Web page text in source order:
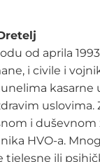
od aprila
i civile i
kasarne
uslovima.
i duševnom
HVO-a.
tjelesne ili